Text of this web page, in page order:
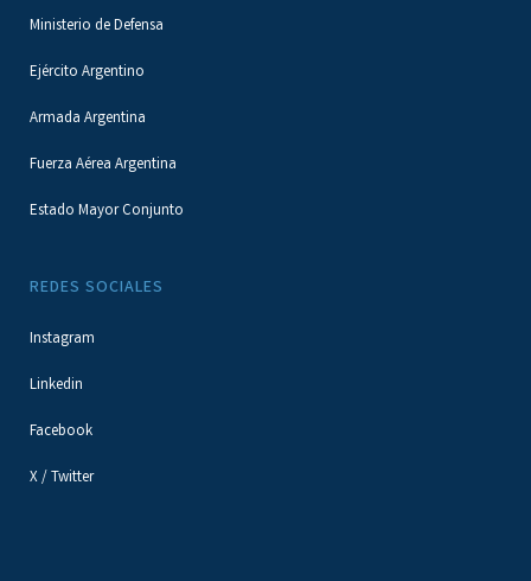
Ministerio de Defensa
Ejército Argentino
Armada Argentina
Fuerza Aérea Argentina
Estado Mayor Conjunto
REDES SOCIALES
Instagram
Linkedin
Facebook
X / Twitter